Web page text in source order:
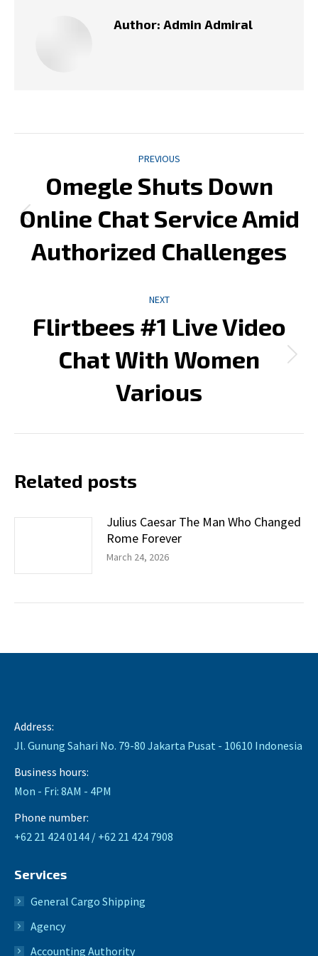
Author: Admin Admiral
navigation
PREVIOUS
Previous
Omegle Shuts Down
Online Chat Service Amid
Authorized Challenges
NEXT
Next
Flirtbees #1 Live Video
Chat With Women
Various
Related posts
Julius Caesar The Man Who Changed
Rome Forever
March 24, 2026
Address:
Jl. Gunung Sahari No. 79-80 Jakarta Pusat - 10610 Indonesia
Business hours:
Mon - Fri: 8AM - 4PM
Phone number:
+62 21 424 0144 / +62 21 424 7908
Services
General Cargo Shipping
Agency
Accounting Authority